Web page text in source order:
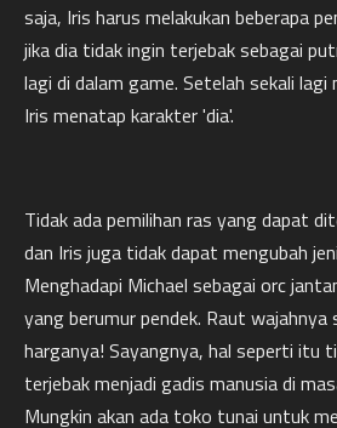
saja, Iris harus melakukan beberapa
jika dia tidak ingin terjebak sebagai
lagi di dalam game. Setelah sekali
Iris menatap karakter 'dia'.
Tidak ada pemilihan ras yang dapat
dan Iris juga tidak dapat mengubah
Menghadapi Michael sebagai orc
yang berumur pendek. Raut
harganya! Sayangnya, hal seperti itu
terjebak menjadi gadis manusia di
Mungkin akan ada toko tunai untuk